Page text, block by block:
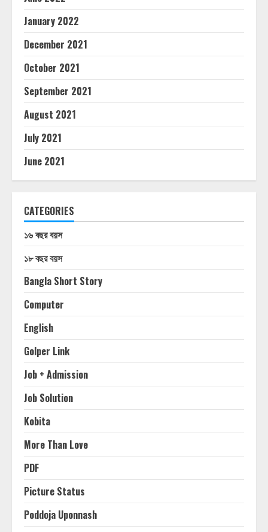
January 2022
December 2021
October 2021
September 2021
August 2021
July 2021
June 2021
CATEGORIES
১৬ বছর বয়স
১৮ বছর বয়স
Bangla Short Story
Computer
English
Golper Link
Job + Admission
Job Solution
Kobita
More Than Love
PDF
Picture Status
Poddoja Uponnash